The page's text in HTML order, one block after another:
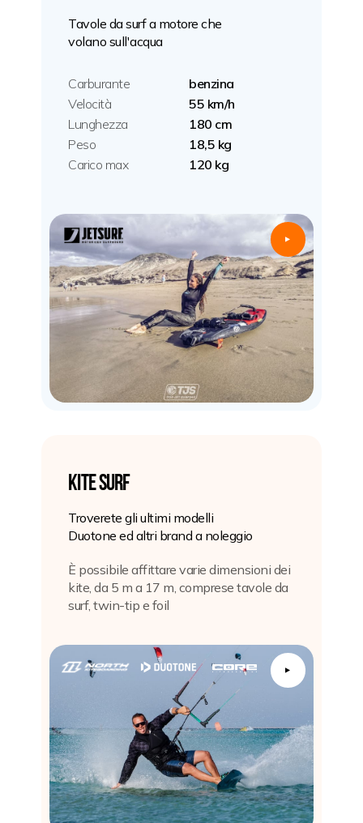
Tavole da surf a motore che
volano sull'acqua
Carburante
benzina
Velocità
55 km/h
Lunghezza
180 cm
Peso
18,5 kg
Carico max
120 kg
KITE SURF
Troverete gli ultimi modelli
Duotone ed altri brand a noleggio
▲
▲
È possibile affittare varie dimensioni dei
kite, da 5 m a 17 m, comprese tavole da
surf, twin-tip e foil